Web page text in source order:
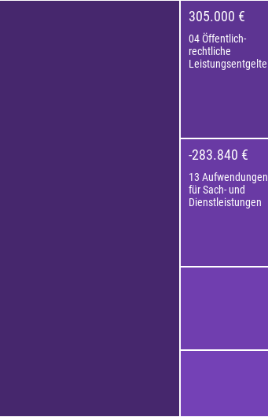
305.000 €
04 Öffentlich-
rechtliche
Leistungsentgelte
-283.840 €
13 Aufwendungen
für Sach- und
Dienstleistungen